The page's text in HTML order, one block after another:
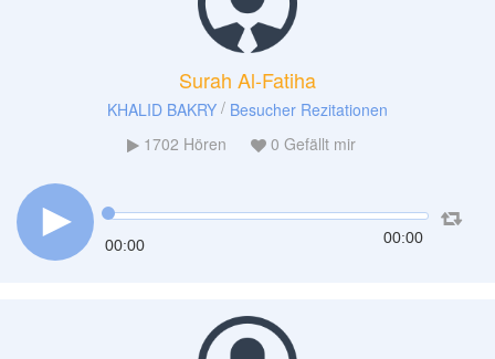
Surah Al-Fatiha
KHALID BAKRY / Besucher Rezitationen
1702 Hören 0 Gefällt mir
00:00 00:00